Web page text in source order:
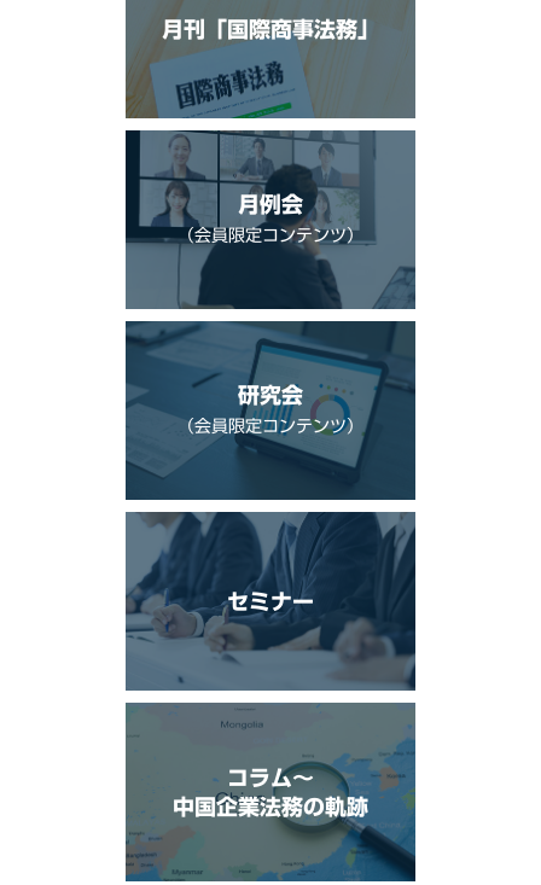
月刊「国際商事法務」
月例会
（会員限定コンテンツ）
研究会
（会員限定コンテンツ）
セミナー
コラム〜
中国企業法務の軌跡